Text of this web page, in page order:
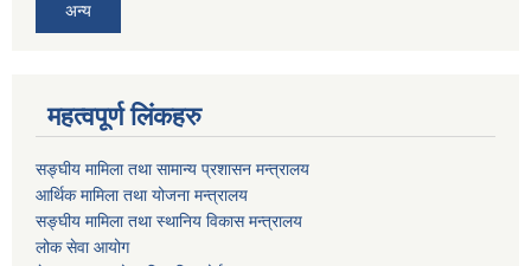
अन्य
महत्वपूर्ण लिंकहरु
सङ्घीय मामिला तथा सामान्य प्रशासन मन्त्रालय
आर्थिक मामिला तथा योजना मन्त्रालय
सङ्घीय मामिला तथा स्थानिय विकास मन्त्रालय
लोक सेवा आयोग